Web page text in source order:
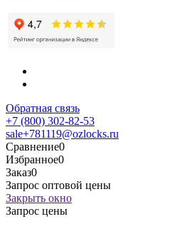
Обратная связь
+7 (800) 302-82-53
sale+781119@ozlocks.ru
Сравнение0
Избранное0
Заказ0
Запрос оптовой цены
Закрыть окно
Запрос цены